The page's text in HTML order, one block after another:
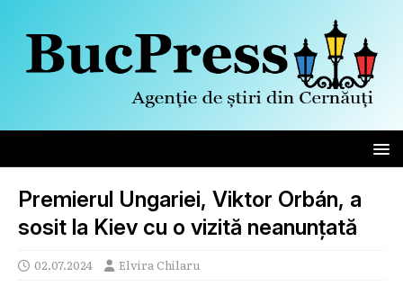
Premierul Ungariei, Viktor Orbán, a
sosit la Kiev cu o vizită neanunțată
02.07.2024 Elvira Chilaru